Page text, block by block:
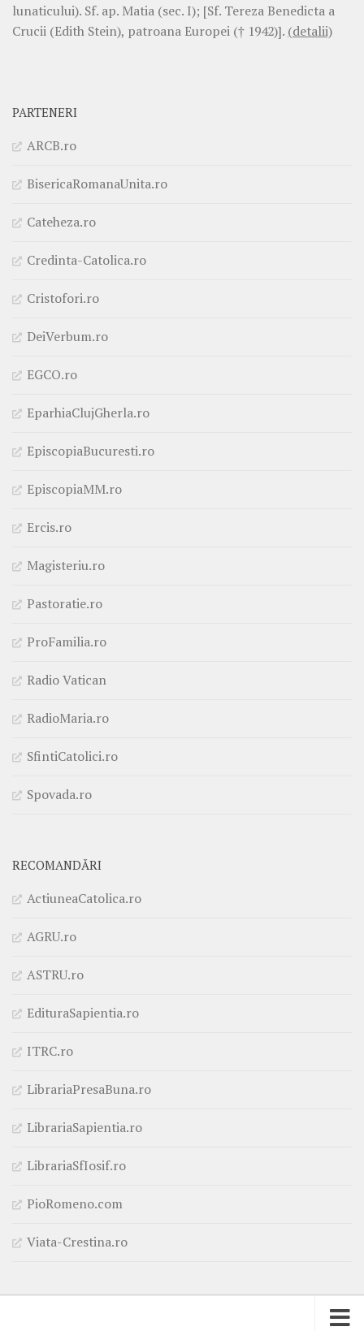
lunaticului). Sf. ap. Matia (sec. I); [Sf. Tereza Benedicta a
Crucii (Edith Stein), patroana Europei († 1942)]. (detalii)
PARTENERI
ARCB.ro
BisericaRomanaUnita.ro
Cateheza.ro
Credinta-Catolica.ro
Cristofori.ro
DeiVerbum.ro
EGCO.ro
EparhiaClujGherla.ro
EpiscopiaBucuresti.ro
EpiscopiaMM.ro
Ercis.ro
Magisteriu.ro
Pastoratie.ro
ProFamilia.ro
Radio Vatican
RadioMaria.ro
SfintiCatolici.ro
Spovada.ro
RECOMANDĂRI
ActiuneaCatolica.ro
AGRU.ro
ASTRU.ro
EdituraSapientia.ro
ITRC.ro
LibrariaPresaBuna.ro
LibrariaSapientia.ro
LibrariaSfIosif.ro
PioRomeno.com
Viata-Crestina.ro